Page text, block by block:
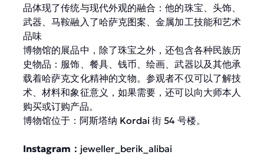
品体现了传统与现代外观的融合：他的珠宝、头饰、
武器、马鞍融入了哈萨克图案、金属加工技能和艺术
品味
博物馆的展品中，除了珠宝之外，还包含各种民族历
史物品：服饰、餐具、钱币、绘画、武器以及其他承
载着哈萨克文化精神的文物。参观者不仅可以了解技
术、材料和象征意义，如果需要，还可以向大师本人
购买或订购产品。
博物馆位于：阿斯塔纳 Kordai 街 54 号楼。
Instagram： jeweller_berik_alibai